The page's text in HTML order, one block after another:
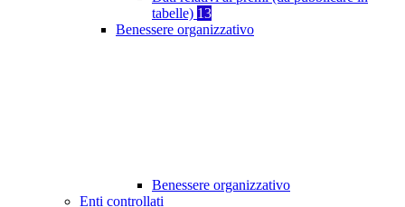
tabelle) 13
Benessere organizzativo
Benessere organizzativo
Enti controllati